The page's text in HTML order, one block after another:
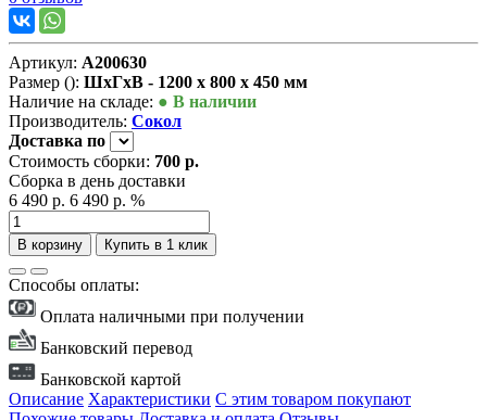
Артикул: А200630
Размер (): ШxГxВ - 1200 x 800 x 450 мм
Наличие на складе: ● В наличии
Производитель: Сокол
Доставка по
Стоимость сборки: 700 р.
Сборка в день доставки
6 490 р. 6 490 р. %
В корзину Купить в 1 клик
Способы оплаты:
Оплата наличными при получении
Банковский перевод
Банковской картой
Описание Характеристики С этим товаром покупают